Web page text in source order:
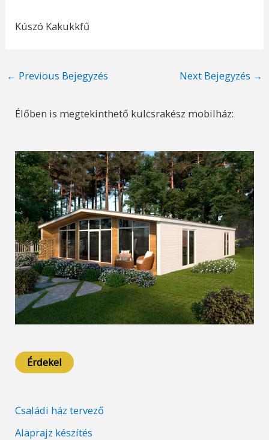
Kúszó Kakukkfű
Post
← Previous Bejegyzés Next Bejegyzés →
Élőben is megtekinthető kulcsrakész mobilház:
Érdekel
Családi ház tervező
Alaprajz készítés